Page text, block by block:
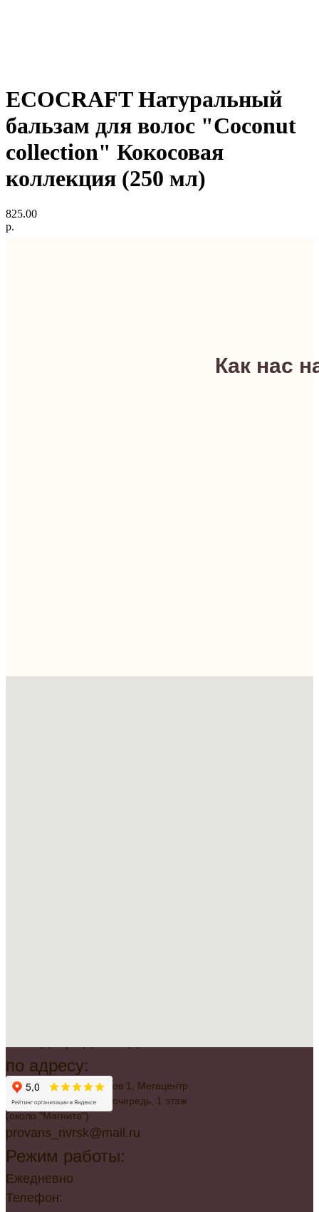
ECOCRAFT Натуральный
бальзам для волос "Coconut
collection" Кокосовая
коллекция (250 мл)
825.00
р.
Как нас
по адресу:
г. Новороссийск, Советов 1, Мегацентр
"Красная Площадь", 2 очередь, 1 этаж
(около "Магнита")
provans_nvrsk@mail.ru
Режим работы:
Ежедневно
Телефон: